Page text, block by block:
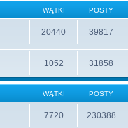
WĄTKI POSTY
20440 39817
1052 31858
WĄTKI POSTY
7720 230388